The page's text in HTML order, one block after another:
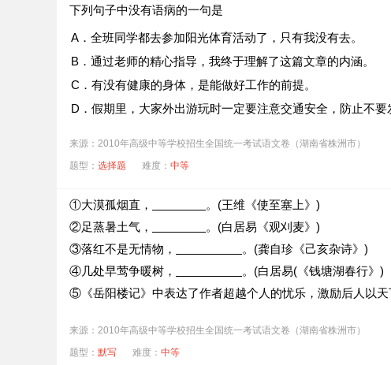
下列句子中没有语病的一句是
A．全班同学都去参加阳光体育活动了，只有我没有去。
B．通过老师的精心指导，我终于理解了这篇文章的内涵。
C．有没有健康的身体，是能做好工作的前提。
D．假期里，大家外出游玩时一定要注意交通安全，防止不要
来源：2010年高级中等学校招生全国统一考试语文卷（湖南省株洲市）
题型： 选择题 难度： 中等
①大漠孤烟直，
。(王维《使至塞上》)
②足蒸暑土气，
。(白居易《观刈麦》)
③落红不是无情物，
。(龚自珍《己亥杂诗》)
④几处早莺争暖树，
。(白居易(《钱塘湖春行》)
⑤《岳阳楼记》中表达了作者超越个人的忧乐，激励后人以
来源：2010年高级中等学校招生全国统一考试语文卷（湖南省株洲市）
题型： 默写 难度： 中等